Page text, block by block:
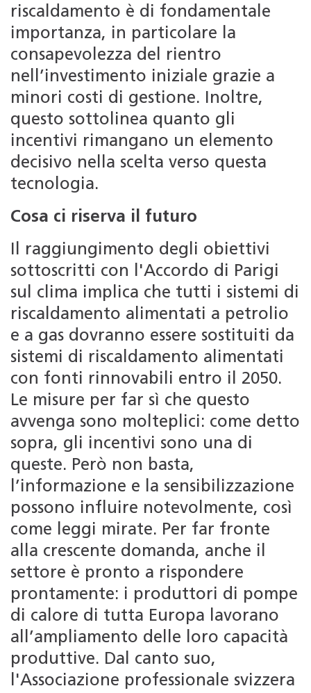
riscaldamento è di fondamentale
importanza, in particolare la
consapevolezza del rientro
nell’investimento iniziale grazie a
minori costi di gestione. Inoltre,
questo sottolinea quanto gli
incentivi rimangano un elemento
decisivo nella scelta verso questa
tecnologia.
Cosa ci riserva il futuro
Il raggiungimento degli obiettivi
sottoscritti con l'Accordo di Parigi
sul clima implica che tutti i sistemi di
riscaldamento alimentati a petrolio
e a gas dovranno essere sostituiti da
sistemi di riscaldamento alimentati
con fonti rinnovabili entro il 2050.
Le misure per far sì che questo
avvenga sono molteplici: come detto
sopra, gli incentivi sono una di
queste. Però non basta,
l’informazione e la sensibilizzazione
possono influire notevolmente, così
come leggi mirate. Per far fronte
alla crescente domanda, anche il
settore è pronto a rispondere
prontamente: i produttori di pompe
di calore di tutta Europa lavorano
all’ampliamento delle loro capacità
produttive. Dal canto suo,
l'Associazione professionale svizzera